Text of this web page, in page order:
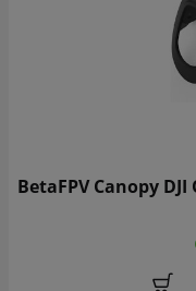
BetaFPV Canopy